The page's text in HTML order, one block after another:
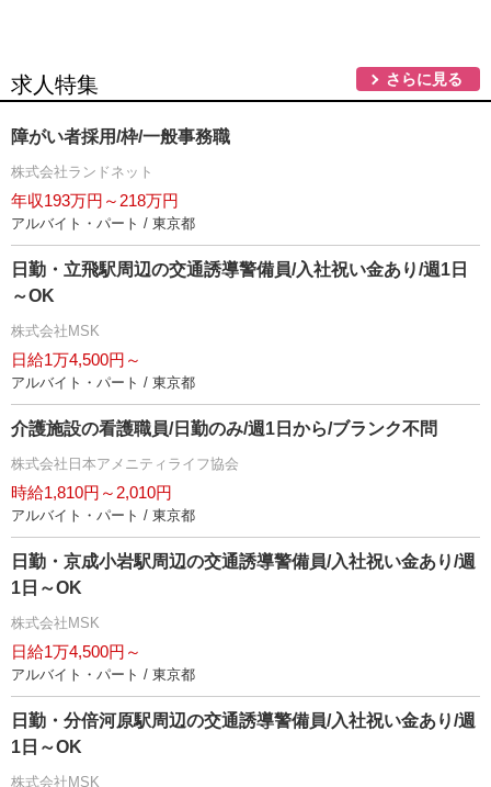
求人特集 さらに見る
障がい者採用/枠/一般事務職
株式会社ランドネット
年収193万円～218万円
アルバイト・パート / 東京都
日勤・立飛駅周辺の交通誘導警備員/入社祝い金あり/週1日
～OK
株式会社MSK
日給1万4,500円～
アルバイト・パート / 東京都
介護施設の看護職員/日勤のみ/週1日から/ブランク不問
株式会社日本アメニティライフ協会
時給1,810円～2,010円
アルバイト・パート / 東京都
日勤・京成小岩駅周辺の交通誘導警備員/入社祝い金あり/週
1日～OK
株式会社MSK
日給1万4,500円～
アルバイト・パート / 東京都
日勤・分倍河原駅周辺の交通誘導警備員/入社祝い金あり/週
1日～OK
株式会社MSK